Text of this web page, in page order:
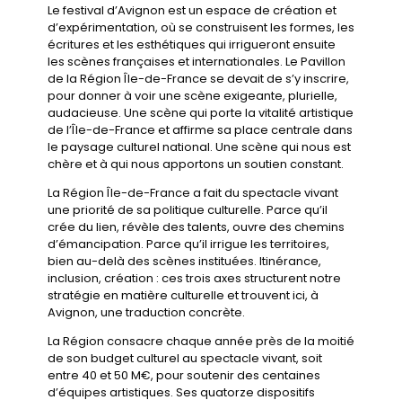
Le festival d’Avignon est un espace de création et
d’expérimentation, où se construisent les formes, les
écritures et les esthétiques qui irrigueront ensuite
les scènes françaises et internationales. Le Pavillon
de la Région Île-de-France se devait de s’y inscrire,
pour donner à voir une scène exigeante, plurielle,
audacieuse. Une scène qui porte la vitalité artistique
de l’Île-de-France et affirme sa place centrale dans
le paysage culturel national. Une scène qui nous est
chère et à qui nous apportons un soutien constant.
La Région Île-de-France a fait du spectacle vivant
une priorité de sa politique culturelle. Parce qu’il
crée du lien, révèle des talents, ouvre des chemins
d’émancipation. Parce qu’il irrigue les territoires,
bien au-delà des scènes instituées. Itinérance,
inclusion, création : ces trois axes structurent notre
stratégie en matière culturelle et trouvent ici, à
Avignon, une traduction concrète.
La Région consacre chaque année près de la moitié
de son budget culturel au spectacle vivant, soit
entre 40 et 50 M€, pour soutenir des centaines
d’équipes artistiques. Ses quatorze dispositifs